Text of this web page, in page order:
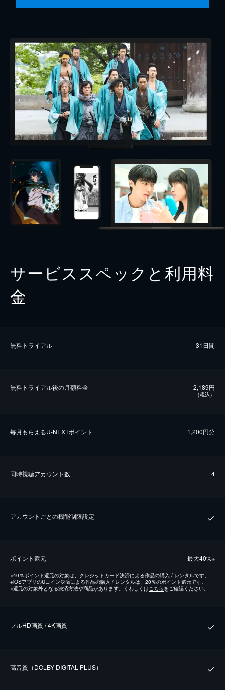
サービススペックと利用料
金
無料トライアル 31日間
無料トライアル後の⽉額料金 2,189円
（税込）
毎⽉もらえるU-NEXTポイント 1,200円分
同時視聴アカウント数 4
アカウントごとの機能制限設定
ポイント還元 最⼤40%※
※40％ポイント還元の対象は、クレジットカード決済による作品の購入 / レンタルです。
※iOSアプリのUコイン決済による作品の購入 / レンタルは、20％のポイント還元です。
※還元の対象外となる決済方法や商品があります。くわしくはこちらをご確認ください。
フルHD画質 / 4K画質
⾼⾳質（DOLBY DIGITAL PLUS）